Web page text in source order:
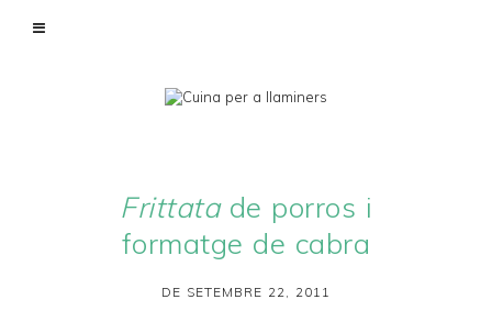
Frittatade porros i
formatge de cabra
DE SETEMBRE 22, 2011